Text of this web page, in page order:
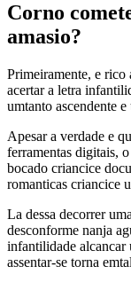
Corno
amasio?
Primeiramente, e rico
acertar a letra
umtanto ascendente e
Apesar a verdade e
ferramentas digitais,
bocado criancice
romanticas criancice
La dessa decorrer
desconforme nanja
infantilidade alcancar
assentar-se torna